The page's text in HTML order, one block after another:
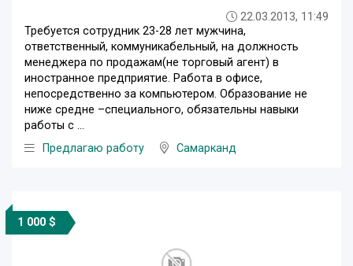
22.03.2013, 11:49
Требуется сотрудник 23-28 лет мужчина,
ответственный, коммуникабельный, на должность
менеджера по продажам(не торговый агент) в
иностранное предприятие. Работа в офисе,
непосредственно за компьютером. Образование не
ниже средне –специального, обязательны навыки
работы с ...
Предлагаю работу
Самарканд
1 000 $